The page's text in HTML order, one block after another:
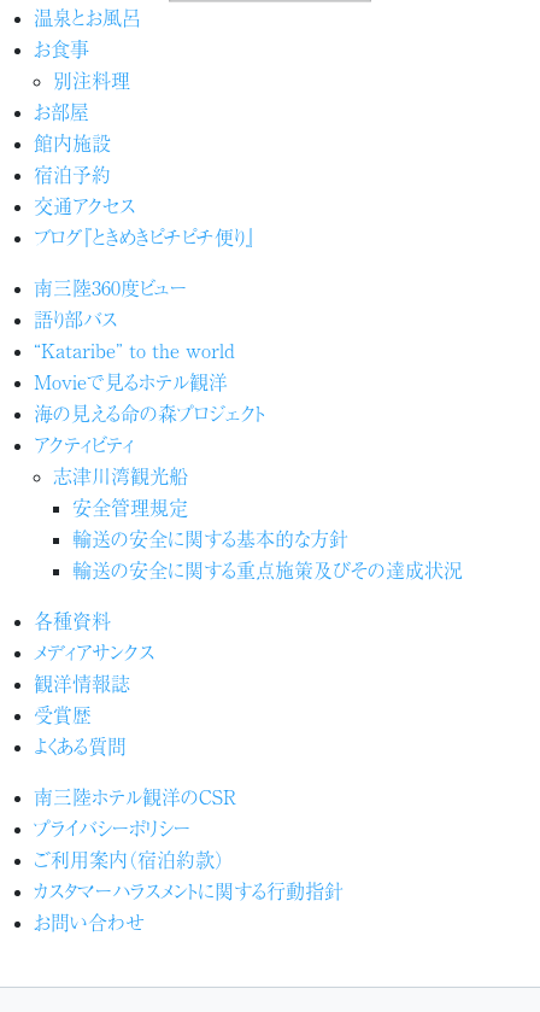
温泉とお風呂
お食事
別注料理
お部屋
館内施設
宿泊予約
交通アクセス
ブログ『ときめきピチピチ便り』
南三陸360度ビュー
語り部バス
“Kataribe” to the world
Movieで見るホテル観洋
海の見える命の森プロジェクト
アクティビティ
志津川湾観光船
安全管理規定
輸送の安全に関する基本的な方針
輸送の安全に関する重点施策及びその達成状況
各種資料
メディアサンクス
観洋情報誌
受賞歴
よくある質問
南三陸ホテル観洋のCSR
プライバシーポリシー
ご利用案内（宿泊約款）
カスタマーハラスメントに関する行動指針
お問い合わせ